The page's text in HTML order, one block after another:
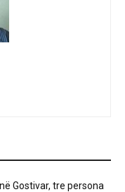
Gostivar, tre persona